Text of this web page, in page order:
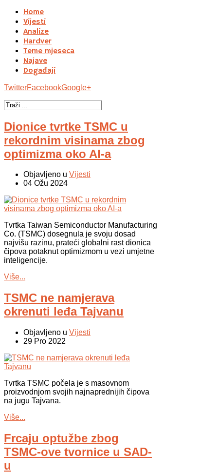
Home
Vijesti
Analize
Hardver
Teme mjeseca
Najave
Događaji
TwitterFacebookGoogle+
Dionice tvrtke TSMC u
rekordnim visinama zbog
optimizma oko AI-a
Objavljeno u Vijesti
04 Ožu 2024
Tvrtka Taiwan Semiconductor Manufacturing
Co. (TSMC) dosegnula je svoju dosad
najvišu razinu, prateći globalni rast dionica
čipova potaknut optimizmom u vezi umjetne
inteligencije.
Više...
TSMC ne namjerava
okrenuti leđa Tajvanu
Objavljeno u Vijesti
29 Pro 2022
Tvrtka TSMC počela je s masovnom
proizvodnjom svojih najnaprednijih čipova
na jugu Tajvana.
Više...
Frcaju optužbe zbog
TSMC-ove tvornice u SAD-
u